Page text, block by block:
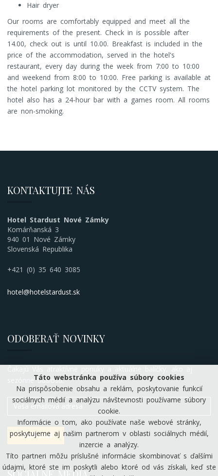
Hair dryer
Our rooms are comfortably equipped and meet all the
requirements of the present. Check in is possible after
14.00, check out is until 10.00. Breakfast is included in the
price of the accommodation, served in the hotel's
restaurant, every day during the week from 7:00 to 10:00
and weekend from 8:00 to 10:00. Free parking is available at
the hotel parking lot monitored by the CCTV system. The
hotel also has a 24-hour bar with a games room. All rooms
are non-smoking.
KONTAKTUJTE NÁS
Hotel Stardust Nové Zámky
Komárňanská 3
940 01 Nové Zámky
Slovenská Republika
+421 (0) 35 640 3085
hotel@hotelstardust.sk
ODOBERAŤ NOVINKY
sezónne udalosti.
Táto webstránka používa súbory cookies
Na prispôsobenie obsahu a reklám, poskytovanie funkcií
sociálnych médií a analýzu návštevnosti používame súbory
cookie.
Informácie o tom, ako používate naše webové stránky,
poskytujeme aj našim partnerom v oblasti sociálnych médií,
inzercie a analýzy.
Títo partneri môžu príslušné informácie skombinovať s ďalšími
údajmi, ktoré ste im poskytli alebo ktoré od vás získali, keď ste